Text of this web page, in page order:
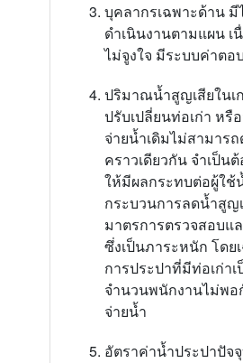
บุคลากรเฉพาะด้าน มี
ดำเนินงานตามแผน เ
ไม่จูงใจ มีระบบค่าตอ
ปริมาณน้ำสูญเสียในเ
ปรับเปลี่ยนท่อเก่า ห
จ่ายน้ำเดิมไม่สามาร
คราวเดียวกัน จำเป็น
ให้มีผลกระทบต่อผู้ใช้
กระบวนการลดน้ำสูญ
มาตรการตรวจสอบแ
ซึ่งเป็นภาระหนัก โดย
การประปาที่มีท่อเก่า
จำนวนพนักงานไม่พอ
จ่ายน้ำ
อัตราค่าน้ำประปาปัจ